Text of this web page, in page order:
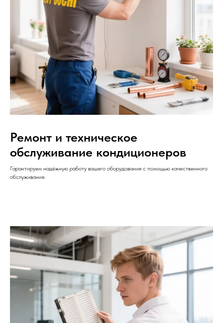
Ремонт и техническое
обслуживание кондиционеров
Гарантируем надёжную работу вашего оборудования с помощью качественного
обслуживания.